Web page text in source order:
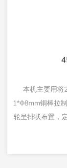
或
铜丝。拉丝鼓
机驱动，可实